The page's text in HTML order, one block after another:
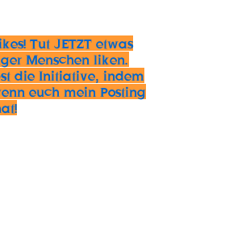
Tut JETZT etwas
Menschen liken.
die Initiative, indem
euch mein Posting